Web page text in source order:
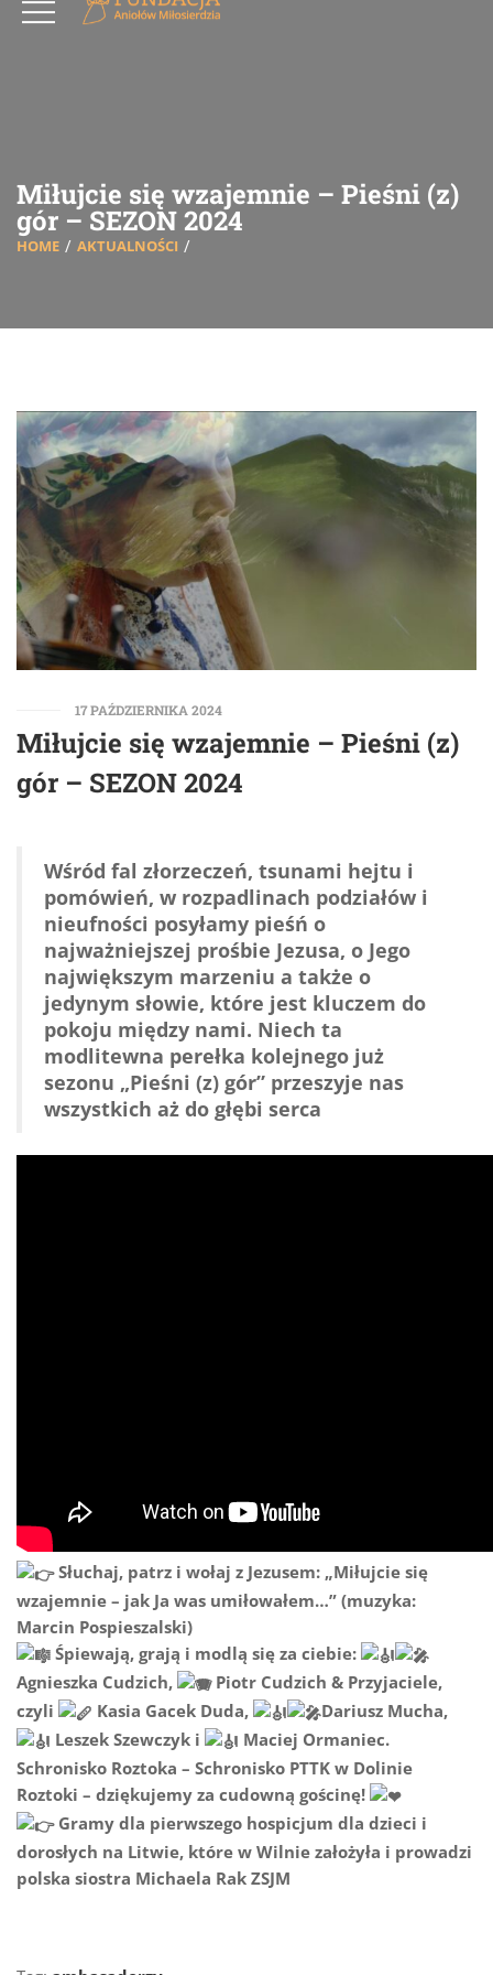
Miłujcie się wzajemnie – Pieśni (z)
gór – SEZON 2024
HOME AKTUALNOŚCI
17 PAŹDZIERNIKA 2024
Miłujcie się wzajemnie – Pieśni (z)
gór – SEZON 2024
Wśród fal złorzeczeń, tsunami hejtu i
pomówień, w rozpadlinach podziałów i
nieufności posyłamy pieśń o
najważniejszej prośbie Jezusa, o Jego
największym marzeniu a także o
jedynym słowie, które jest kluczem do
pokoju między nami. Niech ta
modlitewna perełka kolejnego już
sezonu „Pieśni (z) gór” przeszyje nas
wszystkich aż do głębi serca
Słuchaj, patrz i wołaj z Jezusem: „Miłujcie się
wzajemnie – jak Ja was umiłowałem…” (muzyka:
Marcin Pospieszalski)
Śpiewają, grają i modlą się za ciebie:
Agnieszka Cudzich, Piotr Cudzich & Przyjaciele,
czyli
Kasia Gacek Duda, Dariusz Mucha,
Leszek Szewczyk i Maciej Ormaniec.
Schronisko Roztoka – Schronisko PTTK w Dolinie
Roztoki – dziękujemy za cudowną gościnę!
Gramy dla pierwszego hospicjum dla dzieci i
dorosłych na Litwie, które w Wilnie założyła i prowadzi
polska siostra Michaela Rak ZSJM